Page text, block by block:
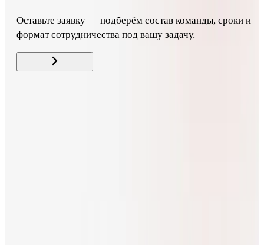
Оставьте заявку — подберём состав команды, сроки и
формат сотрудничества под вашу задачу.